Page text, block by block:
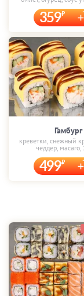
359
Гамбург
креветки, снежный
чеддер, масаго,
499